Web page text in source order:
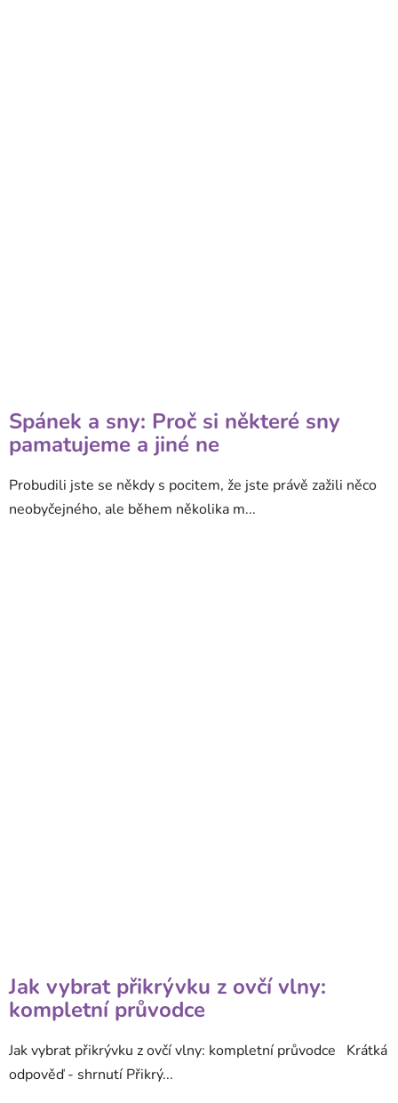
Spánek a sny: Proč si některé sny
pamatujeme a jiné ne
Probudili jste se někdy s pocitem, že jste právě zažili něco
neobyčejného, ale během několika m...
Jak vybrat přikrývku z ovčí vlny:
kompletní průvodce
Jak vybrat přikrývku z ovčí vlny: kompletní průvodce Krátká
odpověď - shrnutí Přikrý...